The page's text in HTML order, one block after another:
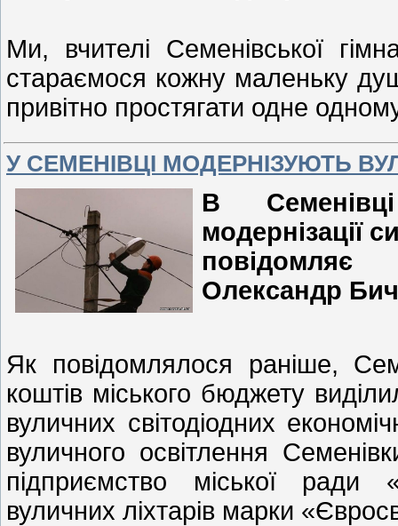
Ми, вчителі Семенівської
стараємося кожну маленьку
привітно простягати одне
У СЕМЕНІВЦІ МОДЕРНІЗУЮТЬ
В
модернізації
повідомляє
Олександр
Як повідомлялося раніше,
коштів міського бюджету
вуличних світодіодних
вуличного освітлення
підприємство міської ради
вуличних ліхтарів марки